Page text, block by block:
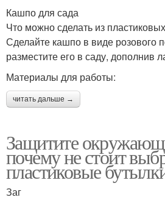
Кашпо для сада
Что можно сделать из
Сделайте кашпо в виде розового
разместите его в саду, дополнив
Материалы для работы:
читать дальше →
Защитите
почему не стоит
пластиковые
Заг